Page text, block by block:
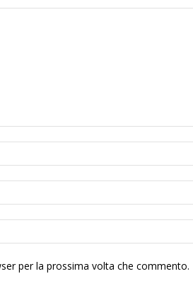
per la prossima volta che commento.